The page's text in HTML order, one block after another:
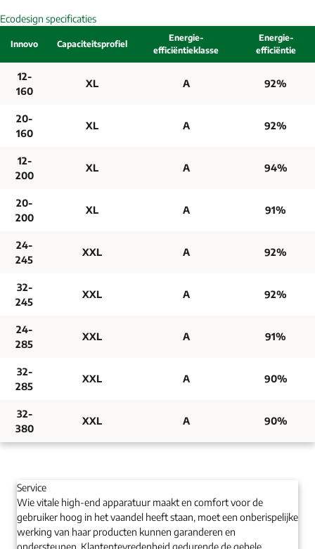
Ecodesign specificaties
Innovo Capaciteitsprofiel
Energie-
efficiëntieklasse
Energie-
efficiëntie
12-
160
XL A 92%
20-
160
XL A 92%
12-
200
XL A 94%
20-
200
XL A 91%
24-
245
XXL A 92%
32-
245
XXL A 92%
24-
285
XXL A 91%
32-
285
XXL A 90%
32-
380
XXL A 90%
Service
Wie vitale high-end apparatuur maakt en comfort voor de
gebruiker hoog in het vaandel heeft staan, moet een onberispelijke
werking van haar producten kunnen garanderen en
ondersteunen. Klantentevredenheid gedurende de gehele